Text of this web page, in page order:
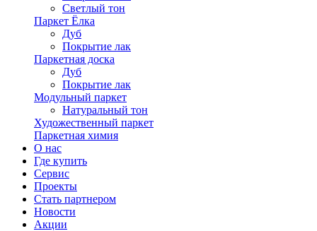
Светлый тон
Паркет Ёлка
Дуб
Покрытие лак
Паркетная доска
Дуб
Покрытие лак
Модульный паркет
Натуральный тон
Художественный паркет
Паркетная химия
О нас
Где купить
Сервис
Проекты
Стать партнером
Новости
Акции